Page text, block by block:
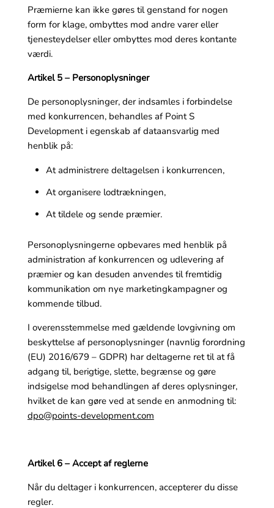
Præmierne kan ikke gøres til genstand for nogen
form for klage, ombyttes mod andre varer eller
tjenesteydelser eller ombyttes mod deres kontante
værdi.
Artikel 5 – Personoplysninger
De personoplysninger, der indsamles i forbindelse
med konkurrencen, behandles af Point S
Development i egenskab af dataansvarlig med
henblik på:
At administrere deltagelsen i konkurrencen,
At organisere lodtrækningen,
At tildele og sende præmier.
Personoplysningerne opbevares med henblik på
administration af konkurrencen og udlevering af
præmier og kan desuden anvendes til fremtidig
kommunikation om nye marketingkampagner og
kommende tilbud.
I overensstemmelse med gældende lovgivning om
beskyttelse af personoplysninger (navnlig forordning
(EU) 2016/679 – GDPR) har deltagerne ret til at få
adgang til, berigtige, slette, begrænse og gøre
indsigelse mod behandlingen af deres oplysninger,
hvilket de kan gøre ved at sende en anmodning til:
dpo@points-development.com
Artikel 6 – Accept af reglerne
Når du deltager i konkurrencen, accepterer du disse
regler.